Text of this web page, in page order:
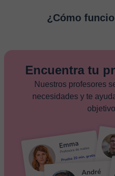
¿Cómo
Encuentra tu
Nuestros profesores
necesidades y te